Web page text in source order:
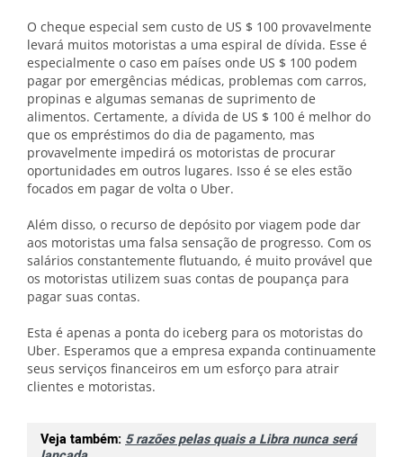
O cheque especial sem custo de US $ 100 provavelmente
levará muitos motoristas a uma espiral de dívida. Esse é
especialmente o caso em países onde US $ 100 podem
pagar por emergências médicas, problemas com carros,
propinas e algumas semanas de suprimento de
alimentos. Certamente, a dívida de US $ 100 é melhor do
que os empréstimos do dia de pagamento, mas
provavelmente impedirá os motoristas de procurar
oportunidades em outros lugares. Isso é se eles estão
focados em pagar de volta o Uber.
Além disso, o recurso de depósito por viagem pode dar
aos motoristas uma falsa sensação de progresso. Com os
salários constantemente flutuando, é muito provável que
os motoristas utilizem suas contas de poupança para
pagar suas contas.
Esta é apenas a ponta do iceberg para os motoristas do
Uber. Esperamos que a empresa expanda continuamente
seus serviços financeiros em um esforço para atrair
clientes e motoristas.
Veja também: 5 razões pelas quais a Libra nunca será